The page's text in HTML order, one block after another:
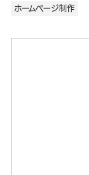
ホームページ制作